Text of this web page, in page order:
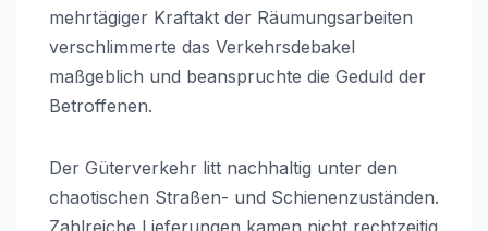
mehrtägiger Kraftakt der Räumungsarbeiten
verschlimmerte das Verkehrsdebakel
maßgeblich und beanspruchte die Geduld der
Betroffenen.
Der Güterverkehr litt nachhaltig unter den
chaotischen Straßen- und Schienenzuständen.
Zahlreiche Lieferungen kamen nicht rechtzeitig